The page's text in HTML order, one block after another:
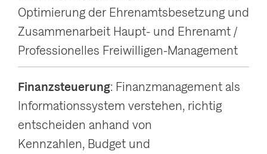
Optimierung der Ehrenamtsbesetzung und
Zusammenarbeit Haupt- und Ehrenamt /
Professionelles Freiwilligen-Management
Finanzsteuerung: Finanzmanagement als
Informationssystem verstehen, richtig
entscheiden anhand von
Kennzahlen, Budget und